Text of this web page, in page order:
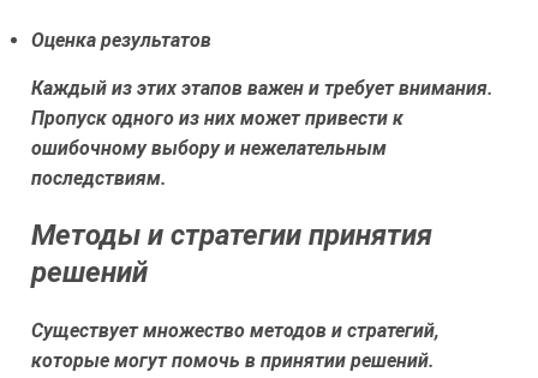
Оценка результатов
Каждый из этих этапов важен и требует внимания.
Пропуск одного из них может привести к
ошибочному выбору и нежелательным
последствиям.
Методы и стратегии принятия
решений
Существует множество методов и стратегий,
которые могут помочь в принятии решений.